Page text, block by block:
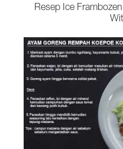
Resep Ice